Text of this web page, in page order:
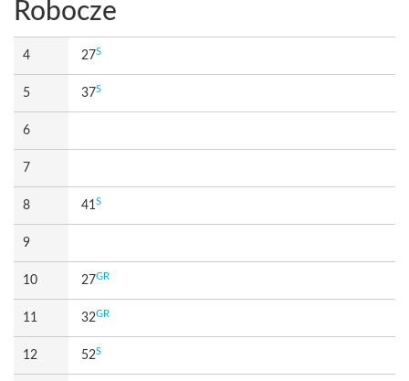
Robocze
4 27S
5 37S
6
7
8 41S
9
10 27GR
11 32GR
12 52S